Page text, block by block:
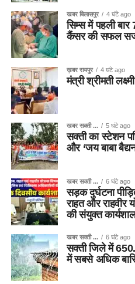
खबर बिलासपुर 4 घंटे ago
सिम्स में पहली बार
कैंसर की सफल
ख़बर रायपुर 4 घंटे ago
मंत्री श्रीमती
खबर सक्ती ... 5 घंटे ago
सक्ती का स्टेशन
और ‘जय बाबा
खबर सक्ती ... 6 घंटे ago
सड़क दुर्घटना
राहत और राहवीर
की संयुक्त
खबर सक्ती ... 6 घंटे ago
सक्ती जिले में
में सबसे अधिक